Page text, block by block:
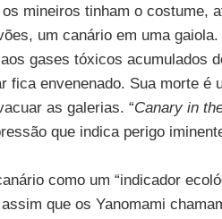
mineiros tinham o costume,
um canário em uma
gases tóxicos acumulados
fica envenenado. Sua morte é
as galerias. “Canary in
que indica perigo
como um “indicador
que os Yanomami